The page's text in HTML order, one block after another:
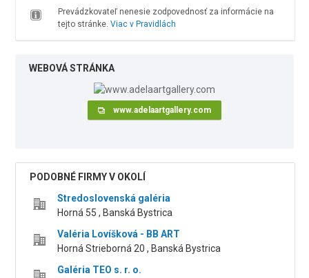
Prevádzkovateľ nenesie zodpovednosť za informácie na
tejto stránke. Viac v Pravidlách
WEBOVÁ STRÁNKA
www.adelaartgallery.com
PODOBNÉ FIRMY V OKOLÍ
Stredoslovenská galéria
Horná 55 , Banská Bystrica
Valéria Lovíšková - BB ART
Horná Strieborná 20 , Banská Bystrica
Galéria TEO s. r. o.